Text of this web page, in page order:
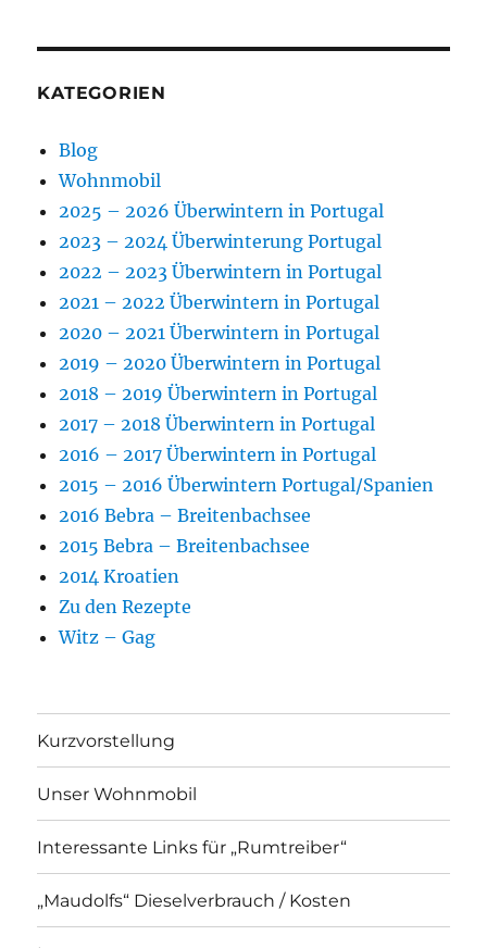
KATEGORIEN
Blog
Wohnmobil
2025 – 2026 Überwintern in Portugal
2023 – 2024 Überwinterung Portugal
2022 – 2023 Überwintern in Portugal
2021 – 2022 Überwintern in Portugal
2020 – 2021 Überwintern in Portugal
2019 – 2020 Überwintern in Portugal
2018 – 2019 Überwintern in Portugal
2017 – 2018 Überwintern in Portugal
2016 – 2017 Überwintern in Portugal
2015 – 2016 Überwintern Portugal/Spanien
2016 Bebra – Breitenbachsee
2015 Bebra – Breitenbachsee
2014 Kroatien
Zu den Rezepte
Witz – Gag
Kurzvorstellung
Unser Wohnmobil
Interessante Links für „Rumtreiber“
„Maudolfs“ Dieselverbrauch / Kosten